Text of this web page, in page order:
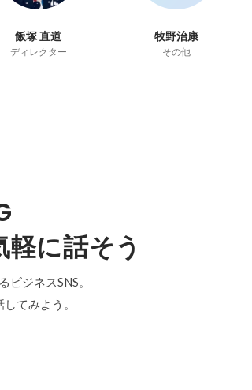
飯塚 直道
ディレクター
牧野治康
その他
に話そう
ジネスSNS。
てみよう。